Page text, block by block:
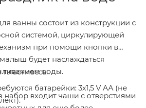
ванны состоит из конструкции с
системой, циркулирующей
при помощи кнопки в
будет наслаждаться
воды.
набор входит чаши с отверстиями
пластмассы.
батарейки: 3х1,5 V АА (не